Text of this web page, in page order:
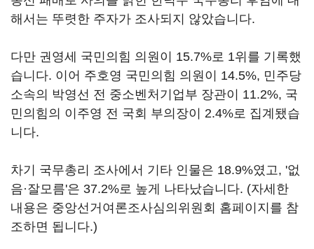
해서는 뚜렷한 주자가 조사되지 않았습니다.
다만 권영세 국민의힘 의원이 15.7%로 1위를 기록했
습니다. 이어 주호영 국민의힘 의원이 14.5%, 민주당
소속의 박영선 전 중소벤처기업부 장관이 11.2%, 국
민의힘의 이주영 전 국회 부의장이 2.4%로 집계됐습
니다.
차기 국무총리 조사에서 기타 인물은 18.9%였고, '없
음·잘모름'은 37.2%로 높게 나타났습니다. (자세한
내용은 중앙선거여론조사심의위원회 홈페이지를 참
조하면 됩니다.)